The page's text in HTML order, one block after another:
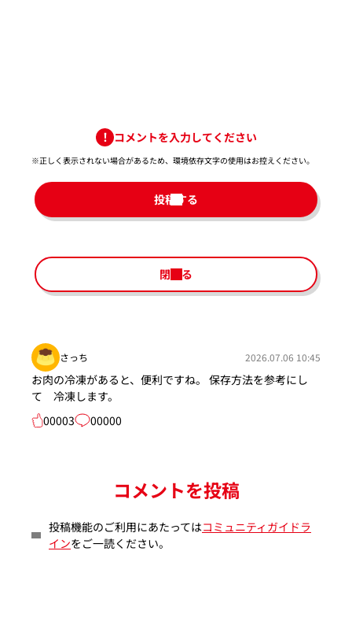
コメントを入力してください
※正しく表示されない場合があるため、環境依存文字の使用はお控えください。​
投稿する
閉じる
さっち 2026.07.06 10:45
お肉の冷凍があると、便利ですね。 保存方法を参考にし
て 冷凍します。
00003
00000
コメントを投稿
投稿機能のご利用にあたってはコミュニティガイドラ
インをご一読ください。